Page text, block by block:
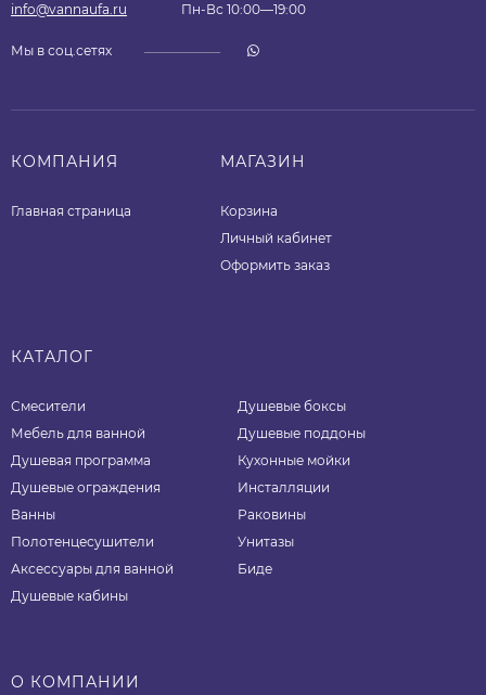
info@vannaufa.ru Пн-Вс 10:00—19:00
Мы в соц.сетях
КОМПАНИЯ
Главная страница
МАГАЗИН
Корзина
Личный кабинет
Оформить заказ
КАТАЛОГ
Смесители
Мебель для ванной
Душевая программа
Душевые ограждения
Ванны
Полотенцесушители
Аксессуары для ванной
Душевые кабины
Душевые боксы
Душевые поддоны
Кухонные мойки
Инсталляции
Раковины
Унитазы
Биде
О КОМПАНИИ